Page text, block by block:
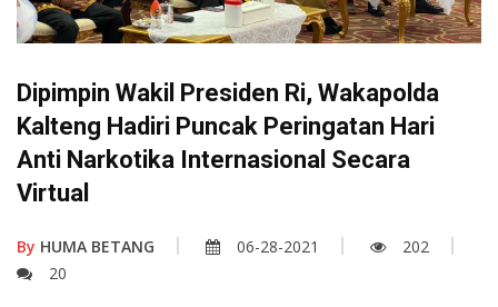
Dipimpin Wakil Presiden Ri, Wakapolda
Kalteng Hadiri Puncak Peringatan Hari
Anti Narkotika Internasional Secara
Virtual
By HUMA BETANG 06-28-2021
202
20